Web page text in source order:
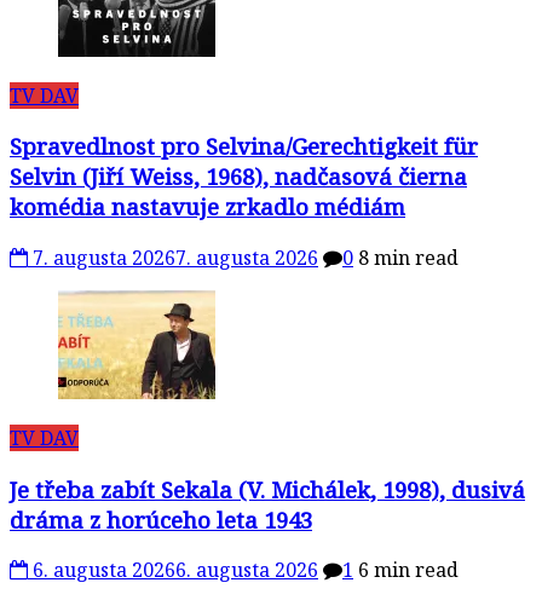
TV DAV
Spravedlnost pro Selvina/Gerechtigkeit für
Selvin (Jiří Weiss, 1968), nadčasová čierna
komédia nastavuje zrkadlo médiám
7. augusta 20267. augusta 2026 0 8 min read
TV DAV
Je třeba zabít Sekala (V. Michálek, 1998), dusivá
dráma z horúceho leta 1943
6. augusta 20266. augusta 2026 1 6 min read